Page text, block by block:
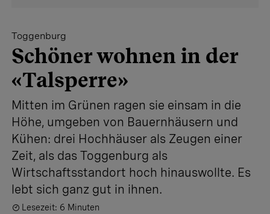
Toggenburg
Schöner wohnen in der
«Talsperre»
Mitten im Grünen ragen sie einsam in die
Höhe, umgeben von Bauernhäusern und
Kühen: drei Hochhäuser als Zeugen einer
Zeit, als das Toggenburg als
Wirtschaftsstandort hoch hinauswollte. Es
lebt sich ganz gut in ihnen.
Lesezeit: 6 Minuten